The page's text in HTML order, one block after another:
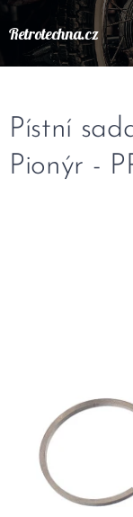
Retrotechna.cz
Pístní
Pionýr -